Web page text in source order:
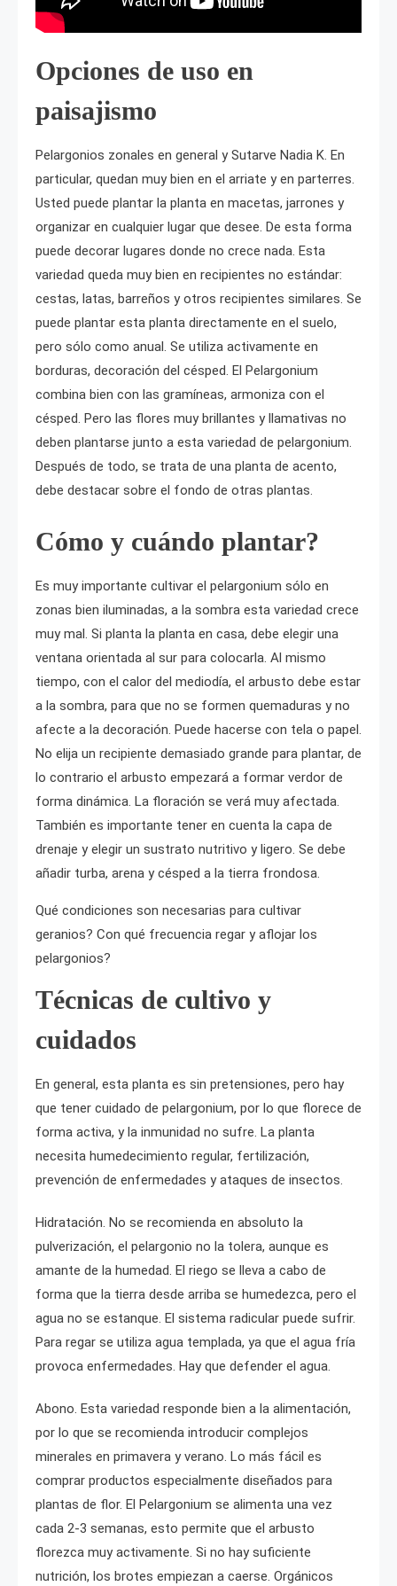
Opciones de uso en
paisajismo
Pelargonios zonales en general y Sutarve Nadia K. En
particular, quedan muy bien en el arriate y en parterres.
Usted puede plantar la planta en macetas, jarrones y
organizar en cualquier lugar que desee. De esta forma
puede decorar lugares donde no crece nada. Esta
variedad queda muy bien en recipientes no estándar:
cestas, latas, barreños y otros recipientes similares. Se
puede plantar esta planta directamente en el suelo,
pero sólo como anual. Se utiliza activamente en
borduras, decoración del césped. El Pelargonium
combina bien con las gramíneas, armoniza con el
césped. Pero las flores muy brillantes y llamativas no
deben plantarse junto a esta variedad de pelargonium.
Después de todo, se trata de una planta de acento,
debe destacar sobre el fondo de otras plantas.
Cómo y cuándo plantar?
Es muy importante cultivar el pelargonium sólo en
zonas bien iluminadas, a la sombra esta variedad crece
muy mal. Si planta la planta en casa, debe elegir una
ventana orientada al sur para colocarla. Al mismo
tiempo, con el calor del mediodía, el arbusto debe estar
a la sombra, para que no se formen quemaduras y no
afecte a la decoración. Puede hacerse con tela o papel.
No elija un recipiente demasiado grande para plantar, de
lo contrario el arbusto empezará a formar verdor de
forma dinámica. La floración se verá muy afectada.
También es importante tener en cuenta la capa de
drenaje y elegir un sustrato nutritivo y ligero. Se debe
añadir turba, arena y césped a la tierra frondosa.
Qué condiciones son necesarias para cultivar
geranios? Con qué frecuencia regar y aflojar los
pelargonios?
Técnicas de cultivo y
cuidados
En general, esta planta es sin pretensiones, pero hay
que tener cuidado de pelargonium, por lo que florece de
forma activa, y la inmunidad no sufre. La planta
necesita humedecimiento regular, fertilización,
prevención de enfermedades y ataques de insectos.
Hidratación. No se recomienda en absoluto la
pulverización, el pelargonio no la tolera, aunque es
amante de la humedad. El riego se lleva a cabo de
forma que la tierra desde arriba se humedezca, pero el
agua no se estanque. El sistema radicular puede sufrir.
Para regar se utiliza agua templada, ya que el agua fría
provoca enfermedades. Hay que defender el agua.
Abono. Esta variedad responde bien a la alimentación,
por lo que se recomienda introducir complejos
minerales en primavera y verano. Lo más fácil es
comprar productos especialmente diseñados para
plantas de flor. El Pelargonium se alimenta una vez
cada 2-3 semanas, esto permite que el arbusto
florezca muy activamente. Si no hay suficiente
nutrición, los brotes empiezan a caerse. Orgánicos